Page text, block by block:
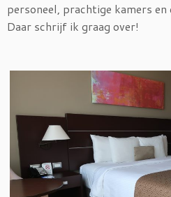
personeel, prachtige kamers
Daar schrijf ik graag over!